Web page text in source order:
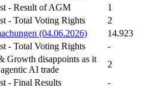
- Result of AGM
1
- Total Voting Rights
2
(04.06.2026)
14.923
- Total Voting Rights
-
Growth disappoints as it
AI trade
2
- Final Results
-